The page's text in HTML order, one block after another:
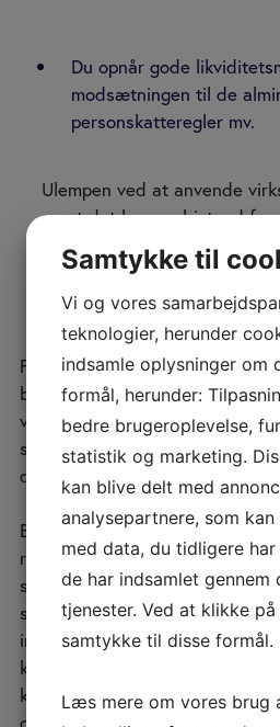
Du opnår gode
modsætningen til de
personskatteregler mv.
Ulempen ved at anvende
er, at det kræver bistand fra
til at udarbejde
selvangivelse og optimering
opvejes dog af de
For at anvende
beskatningsmodel skal
virksomhedens økonomi holdes
separate bankkonti, via
der opfylder kravene i
Bogføringen og
række specifikke oplysninger
selvstændig vælger at benytte
skal du for det indkomstår
indeståendet på
kontoen for opsparet overskud,
kapitalafkastgrundlaget,
Samtykke til
Vi og vores
teknologier, herunder
indsamle oplysninger om
formål, herunder:
bedre brugeroplevelse,
statistik og marketing.
kan blive delt med
analysepartnere, som
med data, du tidligere
de har indsamlet gennem
tjenester. Ved at klikke
samtykke til disse formål.
Læs mere om vores brug